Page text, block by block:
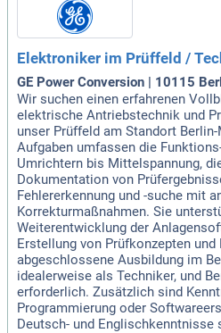
Elektroniker im Prüffeld /
GE Power Conversion | 10115
Wir suchen einen erfahrenen
elektrische Antriebstechnik und
unser Prüffeld am Standort
Aufgaben umfassen die
Umrichtern bis Mittelspannung,
Dokumentation von
Fehlererkennung und -suche mit
Korrekturmaßnahmen. Sie
Weiterentwicklung der
Erstellung von Prüfkonzepten und
abgeschlossene Ausbildung im
idealerweise als Techniker, und
erforderlich. Zusätzlich sind
Programmierung oder
Deutsch- und Englischkenntnisse